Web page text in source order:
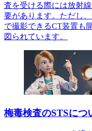
査を受ける際には放射
要があります。ただし
で撮影できるCT装置も
図られています。
梅毒検査のSTSにつ